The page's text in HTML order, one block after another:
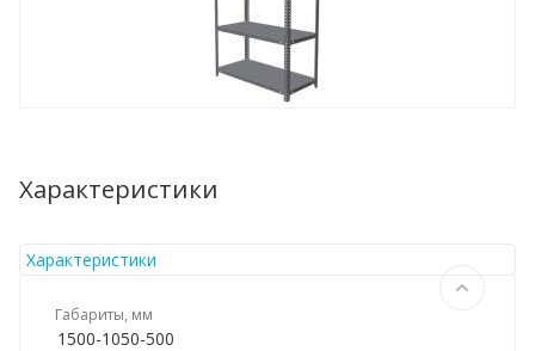
Характеристики
Характеристики
Габариты, мм
1500-1050-500